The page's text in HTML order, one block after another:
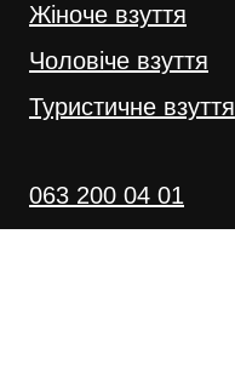
Жіноче взуття
Чоловіче взуття
Туристичне взуття
063 200 04 01